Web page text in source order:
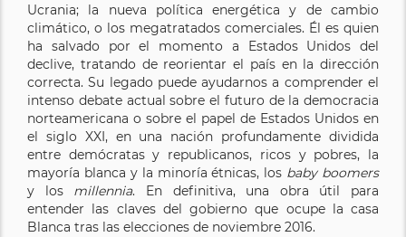
Ucrania; la nueva política energética y de cambio
climático, o los megatratados comerciales. Él es quien
ha salvado por el momento a Estados Unidos del
declive, tratando de reorientar el país en la dirección
correcta. Su legado puede ayudarnos a comprender el
intenso debate actual sobre el futuro de la democracia
norteamericana o sobre el papel de Estados Unidos en
el siglo XXI, en una nación profundamente dividida
entre demócratas y republicanos, ricos y pobres, la
mayoría blanca y la minoría étnicas, los baby boomers
y los millennia. En definitiva, una obra útil para
entender las claves del gobierno que ocupe la casa
Blanca tras las elecciones de noviembre 2016.